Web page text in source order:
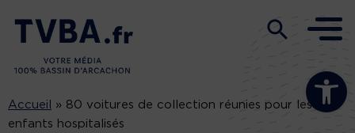
Ouvrir la
Accueil » 80 voitures de collection réunies pour les
enfants hospitalisés